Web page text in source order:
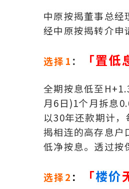
中原按揭董事总经
经中原按揭转介申
选择1 ： 「置低
全期按息低至
月6日)1个月拆息
以30年还款期计
揭相连的高存息户
低净按息。透过按
选择2 ： 「楼价